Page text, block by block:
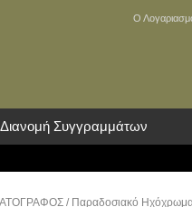
Ο
Διανομή Συγγραμμάτων
/ Παραδοσιακό